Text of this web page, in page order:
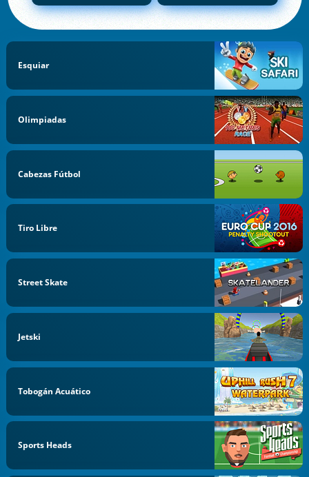
Esquiar
Olimpiadas
Cabezas Fútbol
Tiro Libre
Street Skate
Jetski
Tobogán Acuático
Sports Heads